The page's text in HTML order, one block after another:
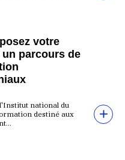
votre
parcours de
national du
destiné aux